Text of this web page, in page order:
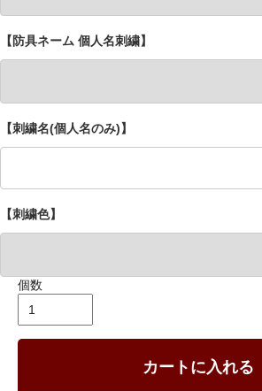
【防具ネーム 個人名刺繍】
【刺繍名(個人名のみ)】
【刺繍色】
個数
カートに入れる